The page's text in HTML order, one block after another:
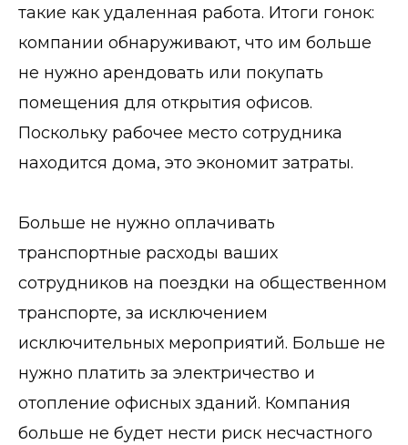
такие как удаленная работа. Итоги гонок:
компании обнаруживают, что им больше
не нужно арендовать или покупать
помещения для открытия офисов.
Поскольку рабочее место сотрудника
находится дома, это экономит затраты.
Больше не нужно оплачивать
транспортные расходы ваших
сотрудников на поездки на общественном
транспорте, за исключением
исключительных мероприятий. Больше не
нужно платить за электричество и
отопление офисных зданий. Компания
больше не будет нести риск несчастного